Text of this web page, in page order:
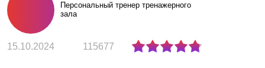
Персональный тренер тренажерного
зала
15.10.2024 115677